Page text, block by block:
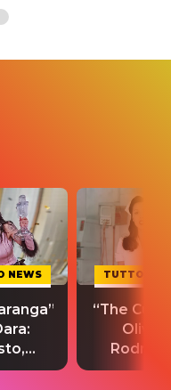
NEWS
e
TUTTO
“The
Olivia
testo,